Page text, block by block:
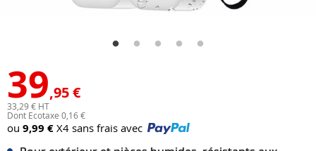
39,95 €
33,29 € HT
Dont Ecotaxe 0,16 €
ou 9,99 € X4 sans frais avec